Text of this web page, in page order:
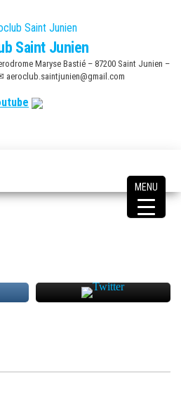
Saint Junien
Maryse Bastié – 87200 Saint Junien –
MENU